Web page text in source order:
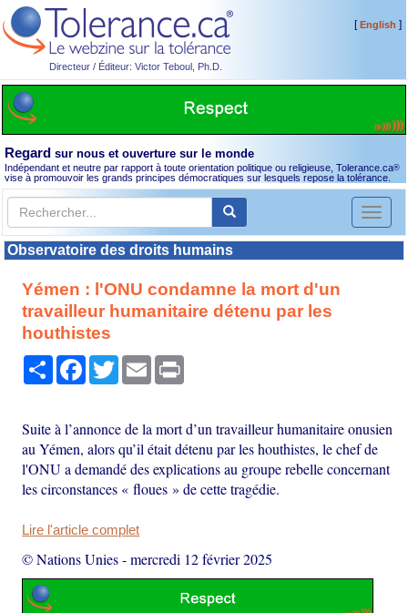
Directeur / Éditeur: Victor Teboul, Ph.D.
[English ]
Regard sur nous et ouverture sur le monde
Indépendant et neutre par rapport à toute orientation politique ou religieuse, Tolerance.ca®
vise à promouvoir les grands principes démocratiques sur lesquels repose la tolérance.
Toggle
Observatoire des droits humains
Yémen : l'ONU condamne la mort d'un
travailleur humanitaire détenu par les
houthistes
PartagerFacebook
TwitterEmail
Suite à l’annonce de la mort d’un travailleur humanitaire onusien
au Yémen, alors qu’il était détenu par les houthistes, le chef de
l'ONU a demandé des explications au groupe rebelle concernant
les circonstances « floues » de cette tragédie.
Lire l'article complet
© Nations Unies-mercredi 12 février 2025